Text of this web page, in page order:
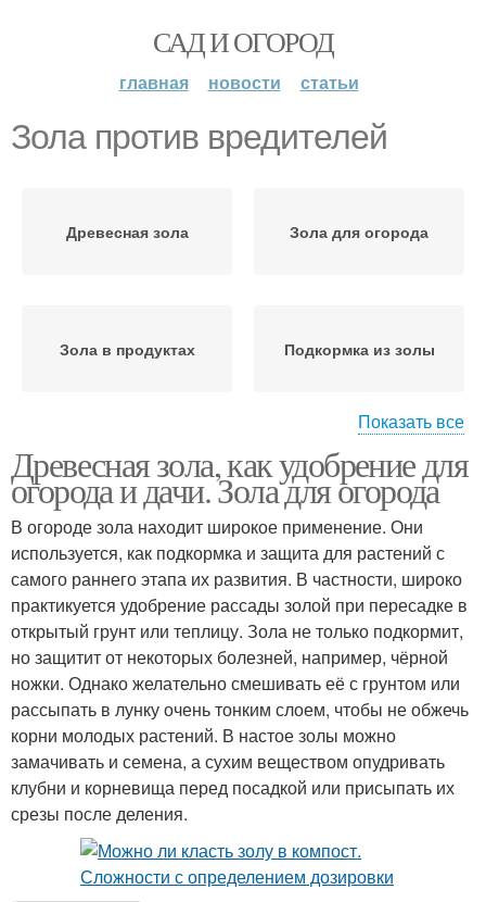
САД И ОГОРОД
главная новости статьи
Зола против вредителей
Древесная зола Зола для огорода
Зола в продуктах Подкормка из золы
Зола от слизней Пыль от вредителей
Золы для растений Золы в саду
Зола в саду Зола для человека
Человек в древесной
Показать все
Древесная зола, как удобрение для
огорода и дачи. Зола для огорода
В огороде зола находит широкое применение. Они
используется, как подкормка и защита для растений с
самого раннего этапа их развития. В частности, широко
практикуется удобрение рассады золой при пересадке в
открытый грунт или теплицу. Зола не только подкормит,
но защитит от некоторых болезней, например, чёрной
ножки. Однако желательно смешивать её с грунтом или
рассыпать в лунку очень тонким слоем, чтобы не обжечь
корни молодых растений. В настое золы можно
замачивать и семена, а сухим веществом опудривать
клубни и корневища перед посадкой или присыпать их
срезы после деления.